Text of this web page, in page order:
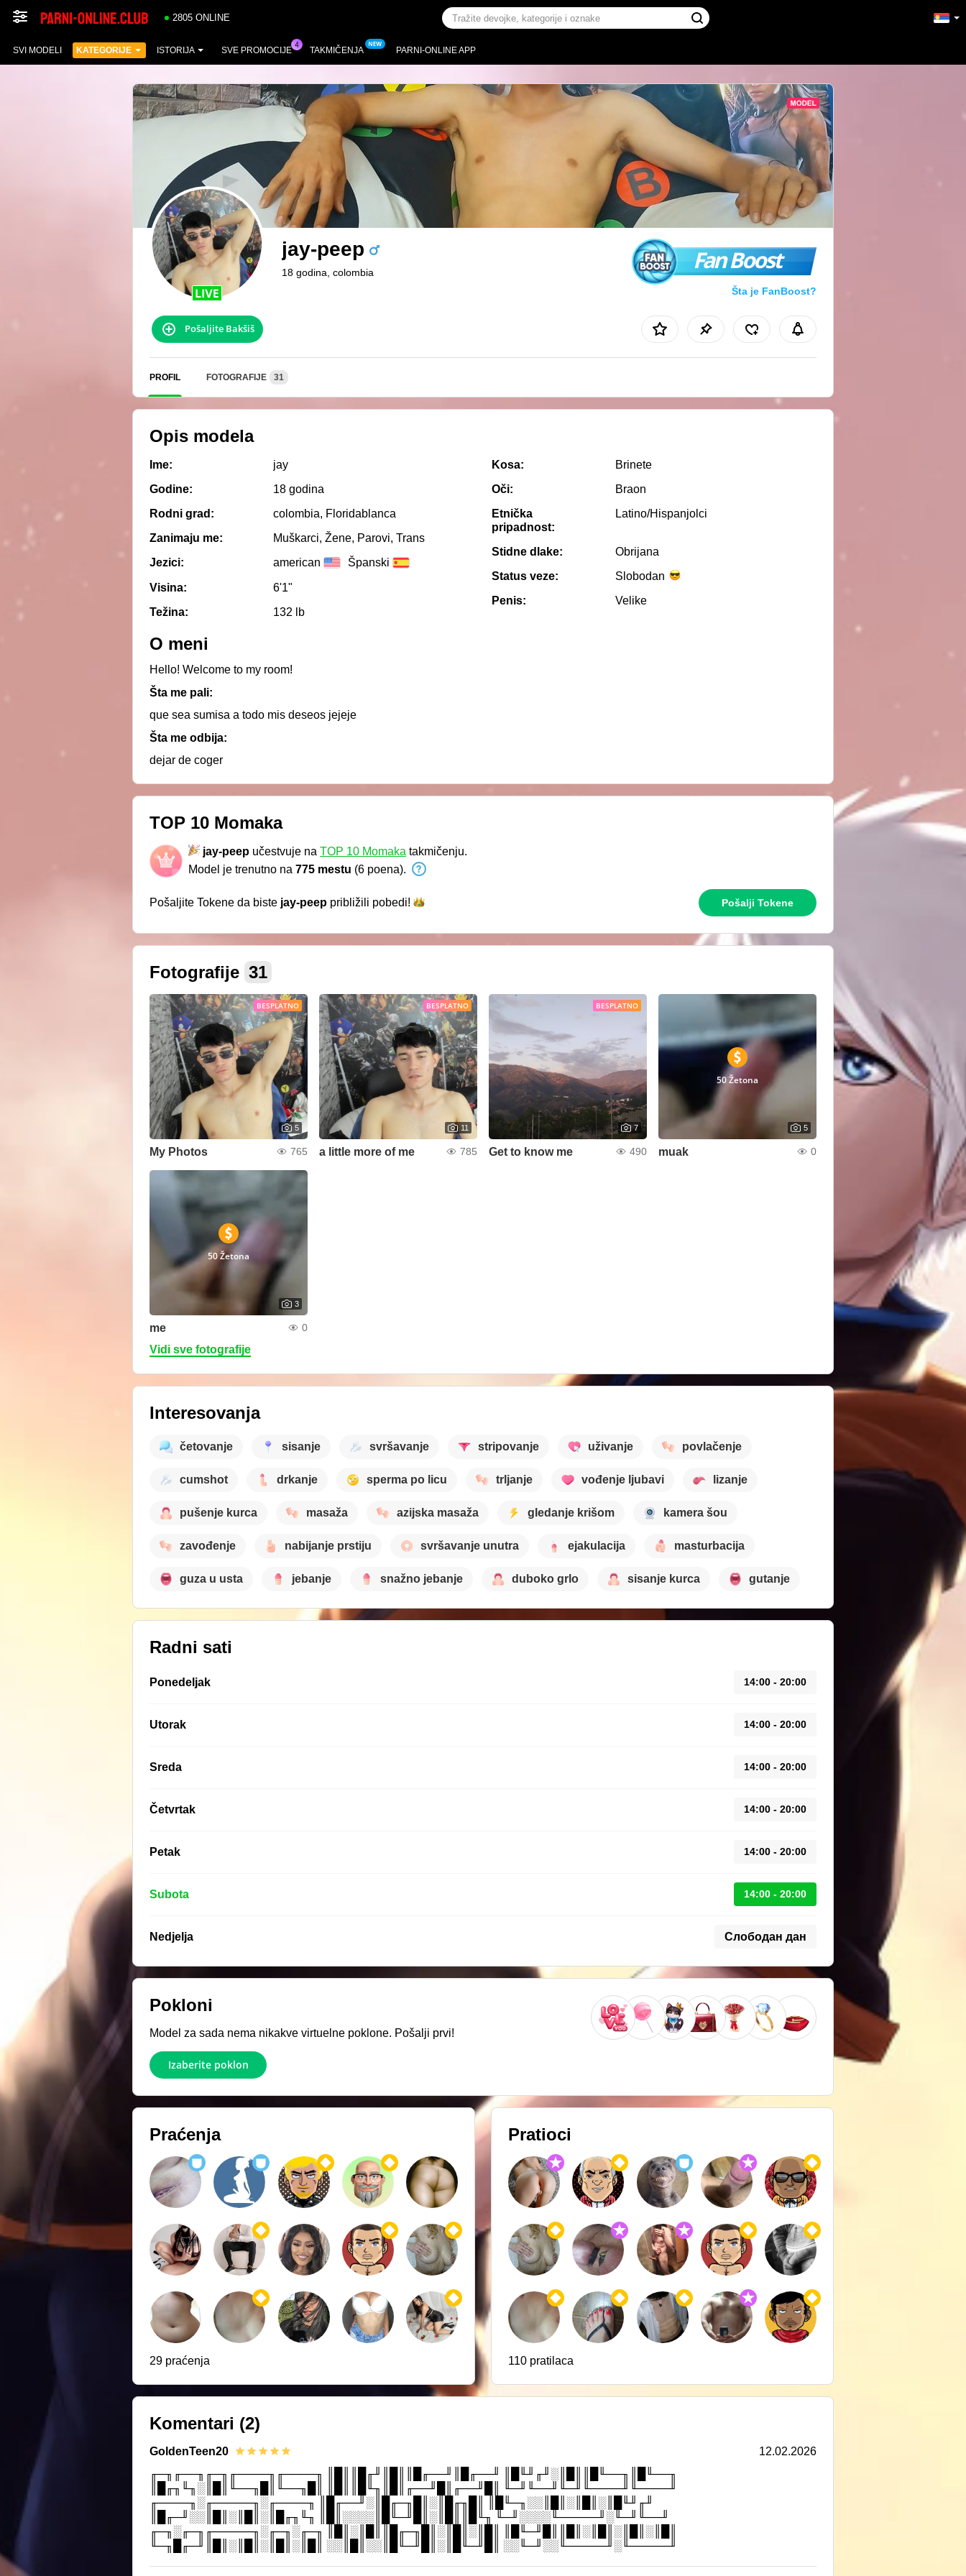
2805 ONLINE
SVI MODELI KATEGORIJE ISTORIJA SVE PROMOCIJE TAKMIČENJA PARNI-ONLINE APP
jay-peep
18 godina, colombia Fan Boost
Šta je FanBoost?
Pošaljite Bakšiš
PROFIL FOTOGRAFIJE 31
Opis modela
Ime:
jay
Godine:
18 godina
Rodni grad:
colombia, Floridablanca
Zanimaju me:
Muškarci, Žene, Parovi, Trans
Jezici:
american Španski
Visina:
6'1"
Težina:
132 lb
Kosa:
Brinete
Oči:
Braon
Etnička
pripadnost:
Latino/Hispanjolci
Stidne dlake:
Obrijana
Status veze:
Slobodan
Penis:
Velike
O meni
Hello! Welcome to my room!
Šta me pali:
que sea sumisa a todo mis deseos jejeje
Šta me odbija:
dejar de coger
TOP 10 Momaka
jay-peep učestvuje na TOP 10 Momaka takmičenju.
Model je trenutno na 775 mestu (6 poena).
Pošaljite Tokene da biste jay-peep približili pobedi! Pošalji Tokene
Fotografije 31
BESPLATNO
5
My Photos 765
BESPLATNO
11
a little more of me 785
BESPLATNO
7
Get to know me 490
50 Žetona
5
muak 0
50 Žetona
3
me 0
Vidi sve fotografije
Interesovanja
četovanje sisanje svršavanje stripovanje uživanje povlačenje
cumshot drkanje sperma po licu trljanje vođenje ljubavi lizanje
pušenje kurca masaža azijska masaža gledanje krišom kamera šou
zavođenje nabijanje prstiju svršavanje unutra ejakulacija masturbacija
guza u usta jebanje snažno jebanje duboko grlo sisanje kurca gutanje
Radni sati
Ponedeljak 14:00 - 20:00
Utorak 14:00 - 20:00
Sreda 14:00 - 20:00
Četvrtak 14:00 - 20:00
Petak 14:00 - 20:00
Subota 14:00 - 20:00
Nedjelja Слободан дан
Pokloni
Model za sada nema nikakve virtuelne poklone. Pošalji prvi!
Izaberite poklon
Praćenja
29 praćenja
Pratioci
110 pratilaca
Komentari (2)
GoldenTeen20
12.02.2026
╓─╖╓──╖╓─╖╓────╖╓────╖ ║█║║█╓╜║█║║█╓──╜║█╓──╜ ║█╙╜╓╜░║█║║█╙──╖║█╙──╖
║█╓╖╙╖░║█║╙──╖█║╙──╖█║ ║█║║█╙╖║█║╓──╜█║╓──╜█║ ╙─╜╙──╜╙─╜╙────╜╙────╜
╓────╖░╓─────╖░╓────╖ ║█╓──╜░║█╓─╖█║░║█╓╖█║ ║█╙─╖░░║█║░║█║░║█╙╜╓╜
║█╓─╜░░║█║░║█║░║█╓╖╙╖ ║█║░░░░║█╙─╜█║░║█║║█╙╖ ╙─╜░░░░╙─────╜░╙─╜╙──╜
╓─╖░╓─╖╓─────╖░╓─╖░╓─╖ ║█║░║█║║█╓─╖█║░║█║░║█║ ║█╙─╜█║║█║░║█║░║█║░║█║
╙─╖█╓─╜║█║░║█║░║█║░║█║ ░░║█║░░║█╙─╜█║░║█╙─╜█║ ░░╙─╜░░╙─────╜░╙─────╜